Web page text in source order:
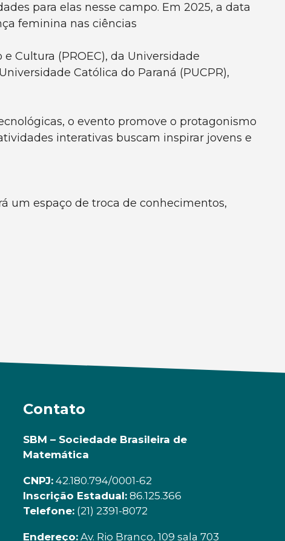
para elas nesse campo. Em 2025, a data
feminina nas ciências
Cultura (PROEC), da Universidade
Católica do Paraná (PUCPR),
o evento promove o protagonismo
interativas buscam inspirar jovens e
um espaço de troca de conhecimentos,
Contato
SBM – Sociedade Brasileira de
Matemática
CNPJ: 42.180.794/0001-62
Inscrição Estadual: 86.125.366
Telefone: (21) 2391-8072
Endereço: Av. Rio Branco, 109 sala 703